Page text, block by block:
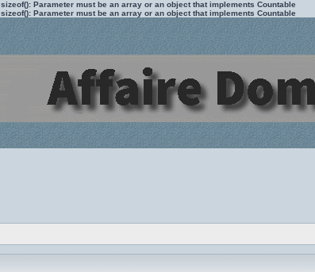
sizeof(): Parameter must be an array or an object that implements Countable
sizeof(): Parameter must be an array or an object that implements Countable